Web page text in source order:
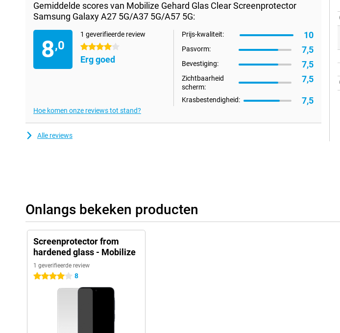
Gemiddelde scores van Mobilize Gehard Glas Clear Screenprotector
Samsung Galaxy A27 5G/A37 5G/A57 5G:
8,0
1 geverifieerde review
4 sterren
Erg goed
Prijs-kwaliteit: 10
Pasvorm: 7,5
Bevestiging: 7,5
Zichtbaarheid
scherm:
7,5
Krasbestendigheid: 7,5
Hoe komen onze reviews tot stand?
Alle reviews
Onlangs bekeken producten
Screenprotector from
hardened glass - Mobilize
1 geverifieerde review
4 sterren 8